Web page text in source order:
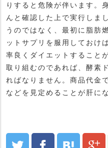
りすると危険が伴います。
んと確認した上で実行しま
うのではなく、最初に脂肪
ットサプリを服用しておけ
率良くダイエットすること
取り組むのであれば、酵素
ればなりません。商品代金
などを見定めることが肝に